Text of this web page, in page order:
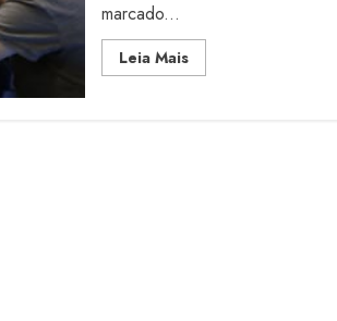
marcado...
Leia MaisRead
more